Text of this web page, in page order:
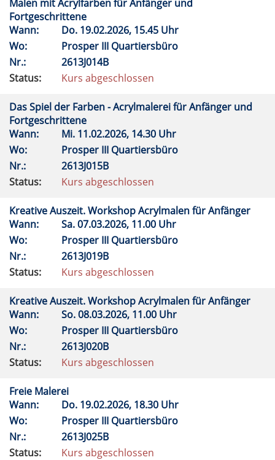
Malen mit Acrylfarben für Anfänger und
Fortgeschrittene
Wann:
Do. 19.02.2026, 15.45 Uhr
Wo:
Prosper III Quartiersbüro
Nr.:
2613J014B
Status:
Kurs abgeschlossen
Das Spiel der Farben - Acrylmalerei für Anfänger und
Fortgeschrittene
Wann:
Mi. 11.02.2026, 14.30 Uhr
Wo:
Prosper III Quartiersbüro
Nr.:
2613J015B
Status:
Kurs abgeschlossen
Kreative Auszeit. Workshop Acrylmalen für Anfänger
Wann:
Sa.07.03.2026, 11.00 Uhr
Wo:
Prosper III Quartiersbüro
Nr.:
2613J019B
Status:
Kurs abgeschlossen
Kreative Auszeit. Workshop Acrylmalen für Anfänger
Wann:
So.08.03.2026, 11.00 Uhr
Wo:
Prosper III Quartiersbüro
Nr.:
2613J020B
Status:
Kurs abgeschlossen
Freie Malerei
Wann:
Do. 19.02.2026, 18.30 Uhr
Wo:
Prosper III Quartiersbüro
Nr.:
2613J025B
Status:
Kurs abgeschlossen